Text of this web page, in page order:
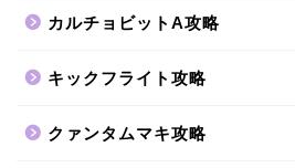
カルチョビットA攻略
キックフライト攻略
クァンタムマキ攻略